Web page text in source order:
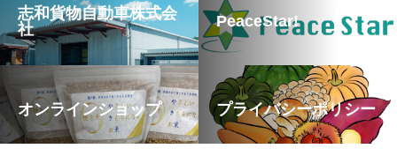
志和貨物自動車株式会
社
PeaceStar!
オンラインショップ プライバシーポリシー